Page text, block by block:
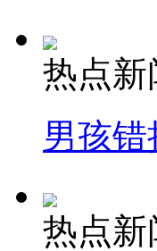
消防员救轻生者
纽约上演“枕头大
司机酒驾遇交警
热点新
男孩
热点新